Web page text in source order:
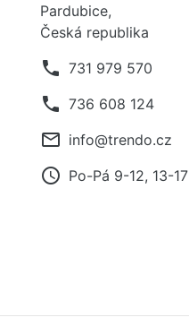
Pardubice,
Česká republika
phone 731 979 570
phone 736 608 124
mail_outline info@trendo.cz
access_time Po-Pá 9-12, 13-17